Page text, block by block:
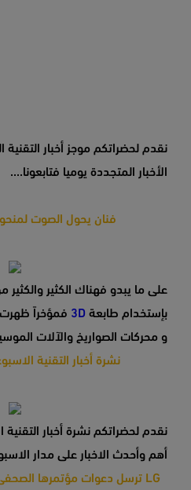
نقدم لحضراتكم موجز أخبار
الأخبار المتجددة يوميا فتابعونا....
فنان يحول الصوت
على ما يبدو فهناك الكثير
بإستخدام طابعة 3D فمؤخراً ظهرت
و محركات الصواريخ والآلات
نشرة أخبار التقنية الاسبوعية 29/
نقدم لحضراتكم نشرة أخبار
أهم وأحدث الاخبار على مدار